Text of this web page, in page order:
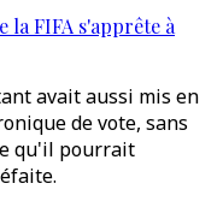
la FIFA s'apprête à
avait aussi mis en
de vote, sans
qu'il pourrait